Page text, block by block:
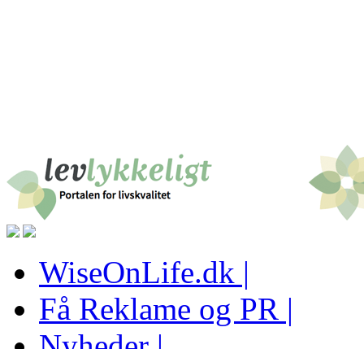
WiseOnLife.dk |
Få Reklame og PR |